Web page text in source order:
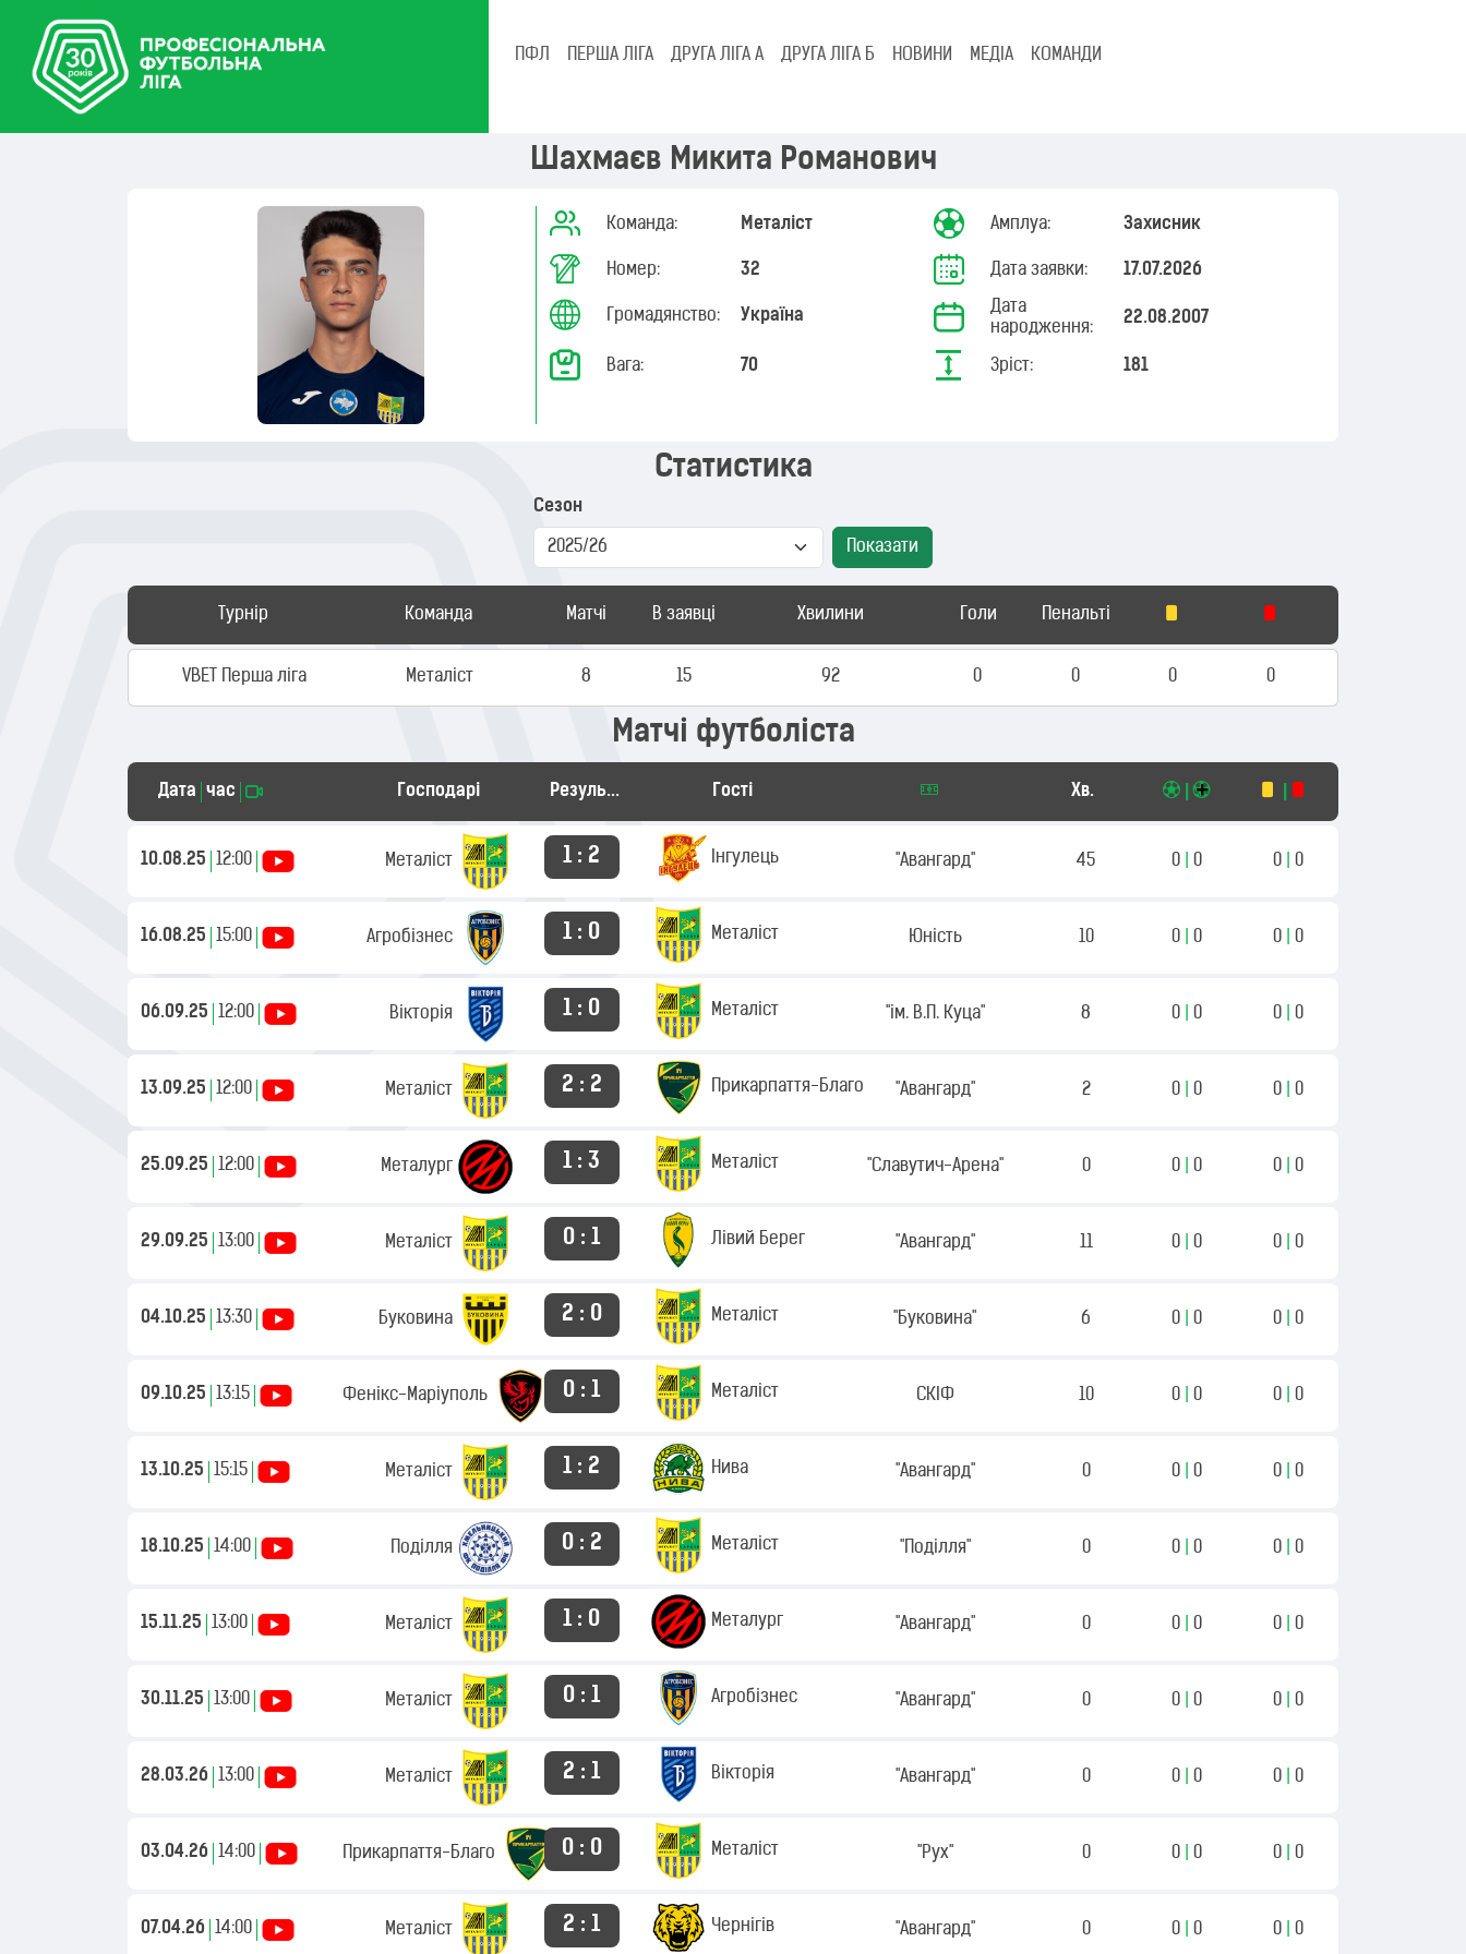
ПФЛ ПЕРША ЛІГА ДРУГА ЛІГА А ДРУГА ЛІГА Б НОВИНИ МЕДІА КОМАНДИ
Шахмаєв Микита Романович
Команда: Металіст Амплуа: Захисник
Номер: 32 Дата заявки: 17.07.2026
Громадянство: Україна
Дата
народження:
22.08.2007
Вага: 70 Зріст: 181
Статистика
Сезон
Показати
Турнір Команда Матчі В заявці Хвилини Голи Пенальті
VBET Перша ліга Металіст 8 15 92 0 0 0 0
Матчі футболіста
Дата час Господарі Результат Гості Хв.
10.08.25 12:00 Металіст 1 : 2 Інгулець "Авангард" 45 0 0 0 0
16.08.25 15:00 Агробізнес 1 : 0 Металіст Юність 10 0 0 0 0
06.09.25 12:00 Вікторія 1 : 0 Металіст "ім. В.П. Куца" 8 0 0 0 0
13.09.25 12:00 Металіст 2 : 2 Прикарпаття-Благо "Авангард" 2 0 0 0 0
25.09.25 12:00 Металург 1 : 3 Металіст "Славутич-Арена" 0 0 0 0 0
29.09.25 13:00 Металіст 0 : 1 Лівий Берег "Авангард" 11 0 0 0 0
04.10.25 13:30 Буковина 2 : 0 Металіст "Буковина" 6 0 0 0 0
09.10.25 13:15 Фенікс-Маріуполь 0 : 1 Металіст СКІФ 10 0 0 0 0
13.10.25 15:15 Металіст 1 : 2 Нива "Авангард" 0 0 0 0 0
18.10.25 14:00 Поділля 0 : 2 Металіст "Поділля" 0 0 0 0 0
15.11.25 13:00 Металіст 1 : 0 Металург "Авангард" 0 0 0 0 0
30.11.25 13:00 Металіст 0 : 1 Агробізнес "Авангард" 0 0 0 0 0
28.03.26 13:00 Металіст 2 : 1 Вікторія "Авангард" 0 0 0 0 0
03.04.26 14:00 Прикарпаття-Благо 0 : 0 Металіст "Рух" 0 0 0 0 0
07.04.26 14:00 Металіст 2 : 1 Чернігів "Авангард" 0 0 0 0 0